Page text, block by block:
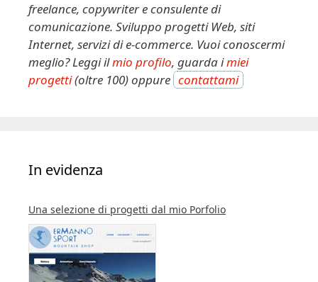
freelance, copywriter e consulente di
comunicazione. Sviluppo progetti Web, siti
Internet, servizi di e-commerce. Vuoi conoscermi
meglio? Leggi ilmio profilo, guarda imiei
progetti(oltre 100) oppure contattami
In evidenza
Una selezione di progetti dal mio Porfolio